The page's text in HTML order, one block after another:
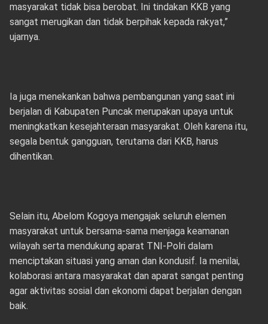
masyarakat tidak bisa berobat. Ini tindakan KKB yang
sangat merugikan dan tidak berpihak kepada rakyat,”
ujarnya.
Ia juga menekankan bahwa pembangunan yang saat ini
berjalan di Kabupaten Puncak merupakan upaya untuk
meningkatkan kesejahteraan masyarakat. Oleh karena itu,
segala bentuk gangguan, terutama dari KKB, harus
dihentikan.
Selain itu, Abelom Kogoya mengajak seluruh elemen
masyarakat untuk bersama-sama menjaga keamanan
wilayah serta mendukung aparat TNI-Polri dalam
menciptakan situasi yang aman dan kondusif. Ia menilai,
kolaborasi antara masyarakat dan aparat sangat penting
agar aktivitas sosial dan ekonomi dapat berjalan dengan
baik.